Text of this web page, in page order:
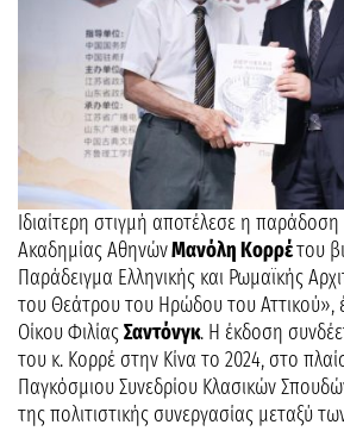
Ιδιαίτερη στιγμή αποτέλεσε η
Ακαδημίας ΑθηνώνΜανόλη Κορρέτου
Παράδειγμα Ελληνικής και Ρωμαϊκής
του Θεάτρου του Ηρώδου του Αττικού»,
Οίκου ΦιλίαςΣαντόνγκ. Η έκδοση
του κ. Κορρέ στην Κίνα το 2024, στο
Παγκόσμιου Συνεδρίου Κλασικών
της πολιτιστικής συνεργασίας μεταξύ